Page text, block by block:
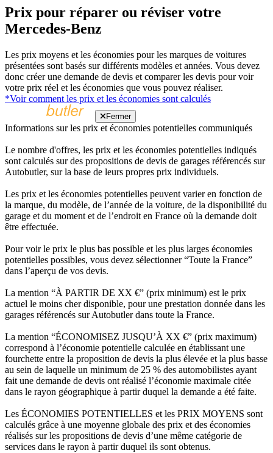
Prix pour réparer ou réviser votre
Mercedes-Benz
Les prix moyens et les économies pour les marques de voitures
présentées sont basés sur différents modèles et années. Vous devez
donc créer une demande de devis et comparer les devis pour voir
votre prix réel et les économies que vous pouvez réaliser.
*Voir comment les prix et les économies sont calculés
Fermer
Informations sur les prix et économies potentielles communiqués
Le nombre d'offres, les prix et les économies potentielles indiqués
sont calculés sur des propositions de devis de garages référencés sur
Autobutler, sur la base de leurs propres prix individuels.
Les prix et les économies potentielles peuvent varier en fonction de
la marque, du modèle, de l’année de la voiture, de la disponibilité du
garage et du moment et de l’endroit en France où la demande doit
être effectuée.
Pour voir le prix le plus bas possible et les plus larges économies
potentielles possibles, vous devez sélectionner “Toute la France”
dans l’aperçu de vos devis.
La mention “À PARTIR DE XX €” (prix minimum) est le prix
actuel le moins cher disponible, pour une prestation donnée dans les
garages référencés sur Autobutler dans toute la France.
La mention “ÉCONOMISEZ JUSQU’À XX €” (prix maximum)
correspond à l’économie potentielle calculée en établissant une
fourchette entre la proposition de devis la plus élevée et la plus basse
au sein de laquelle un minimum de 25 % des automobilistes ayant
fait une demande de devis ont réalisé l’économie maximale citée
dans le rayon géographique à partir duquel la demande a été faite.
Les ÉCONOMIES POTENTIELLES et les PRIX MOYENS sont
calculés grâce à une moyenne globale des prix et des économies
réalisés sur les propositions de devis d’une même catégorie de
services dans le rayon à partir duquel ils sont obtenus.